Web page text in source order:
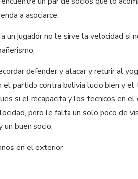
a asociarce.
jugador no le sirve la velocidad si
defender y atacar y recurir al
partido contra bolivia lucio bien y el
si el recapacita y los tecnicos en el
pero le falta un solo poco de
buen socio.
en el exterior